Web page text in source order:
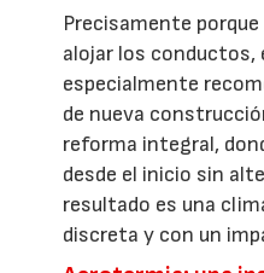
Precisamente
alojar los
especialmente
de nueva
reforma integral,
desde el inicio sin
resultado es una
discreta y con un